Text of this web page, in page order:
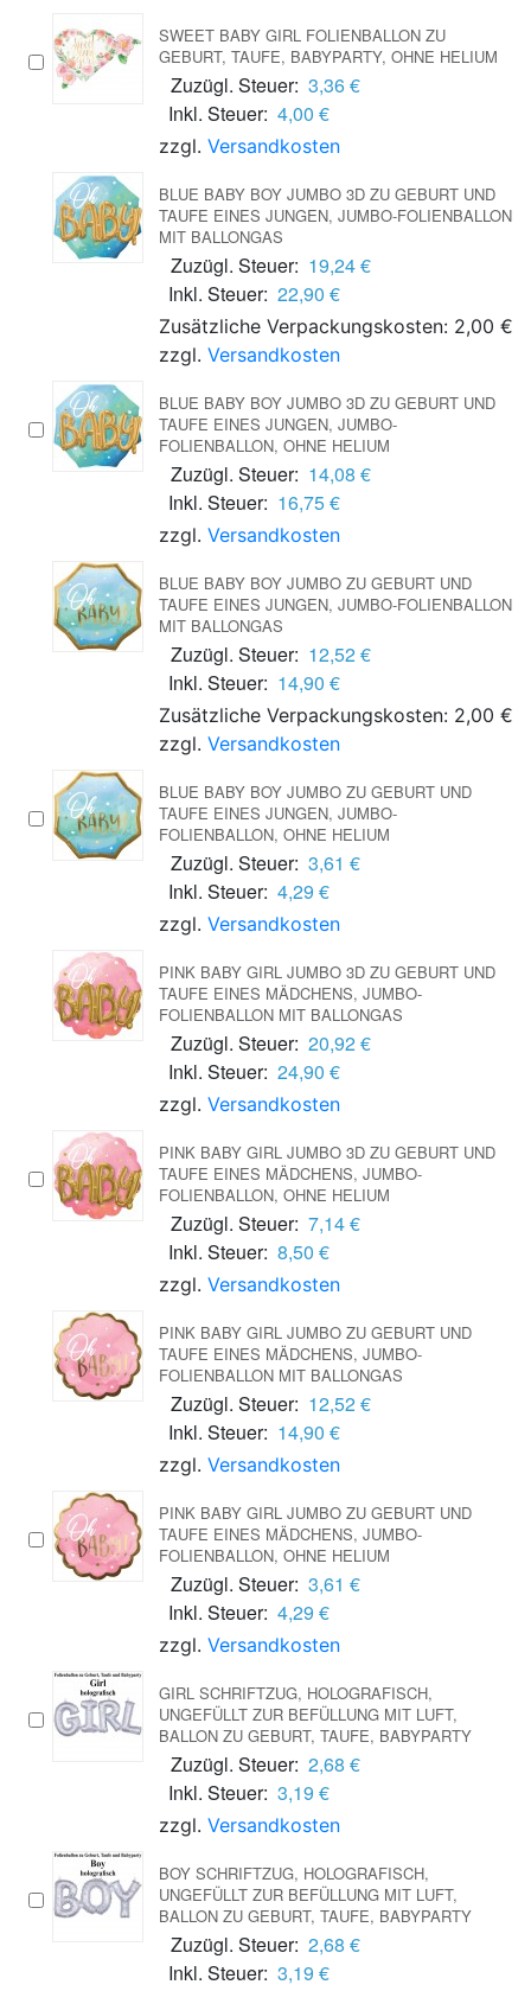
SWEET BABY GIRL FOLIENBALLON ZU
GEBURT, TAUFE, BABYPARTY, OHNE HELIUM
Zuzügl. Steuer: 3,36 €
Inkl. Steuer: 4,00 €
zzgl. Versandkosten
BLUE BABY BOY JUMBO 3D ZU GEBURT UND
TAUFE EINES JUNGEN, JUMBO-FOLIENBALLON
MIT BALLONGAS
Zuzügl. Steuer: 19,24 €
Inkl. Steuer: 22,90 €
Zusätzliche Verpackungskosten: 2,00 €
zzgl. Versandkosten
BLUE BABY BOY JUMBO 3D ZU GEBURT UND
TAUFE EINES JUNGEN, JUMBO-
FOLIENBALLON, OHNE HELIUM
Zuzügl. Steuer: 14,08 €
Inkl. Steuer: 16,75 €
zzgl. Versandkosten
BLUE BABY BOY JUMBO ZU GEBURT UND
TAUFE EINES JUNGEN, JUMBO-FOLIENBALLON
MIT BALLONGAS
Zuzügl. Steuer: 12,52 €
Inkl. Steuer: 14,90 €
Zusätzliche Verpackungskosten: 2,00 €
zzgl. Versandkosten
BLUE BABY BOY JUMBO ZU GEBURT UND
TAUFE EINES JUNGEN, JUMBO-
FOLIENBALLON, OHNE HELIUM
Zuzügl. Steuer: 3,61 €
Inkl. Steuer: 4,29 €
zzgl. Versandkosten
PINK BABY GIRL JUMBO 3D ZU GEBURT UND
TAUFE EINES MÄDCHENS, JUMBO-
FOLIENBALLON MIT BALLONGAS
Zuzügl. Steuer: 20,92 €
Inkl. Steuer: 24,90 €
zzgl. Versandkosten
PINK BABY GIRL JUMBO 3D ZU GEBURT UND
TAUFE EINES MÄDCHENS, JUMBO-
FOLIENBALLON, OHNE HELIUM
Zuzügl. Steuer: 7,14 €
Inkl. Steuer: 8,50 €
zzgl. Versandkosten
PINK BABY GIRL JUMBO ZU GEBURT UND
TAUFE EINES MÄDCHENS, JUMBO-
FOLIENBALLON MIT BALLONGAS
Zuzügl. Steuer: 12,52 €
Inkl. Steuer: 14,90 €
zzgl. Versandkosten
PINK BABY GIRL JUMBO ZU GEBURT UND
TAUFE EINES MÄDCHENS, JUMBO-
FOLIENBALLON, OHNE HELIUM
Zuzügl. Steuer: 3,61 €
Inkl. Steuer: 4,29 €
zzgl. Versandkosten
GIRL SCHRIFTZUG, HOLOGRAFISCH,
UNGEFÜLLT ZUR BEFÜLLUNG MIT LUFT,
BALLON ZU GEBURT, TAUFE, BABYPARTY
Zuzügl. Steuer: 2,68 €
Inkl. Steuer: 3,19 €
zzgl. Versandkosten
BOY SCHRIFTZUG, HOLOGRAFISCH,
UNGEFÜLLT ZUR BEFÜLLUNG MIT LUFT,
BALLON ZU GEBURT, TAUFE, BABYPARTY
Zuzügl. Steuer: 2,68 €
Inkl. Steuer: 3,19 €